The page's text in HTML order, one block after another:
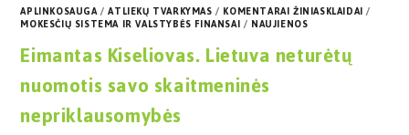
APLINKOSAUGA/ATLIEKŲ TVARKYMAS/ KOMENTARAI ŽINIASKLAIDAI/
MOKESČIŲ SISTEMA IR VALSTYBĖS FINANSAI/ NAUJIENOS
Eimantas Kiseliovas. Lietuva neturėtų
nuomotis savo skaitmeninės
nepriklausomybės